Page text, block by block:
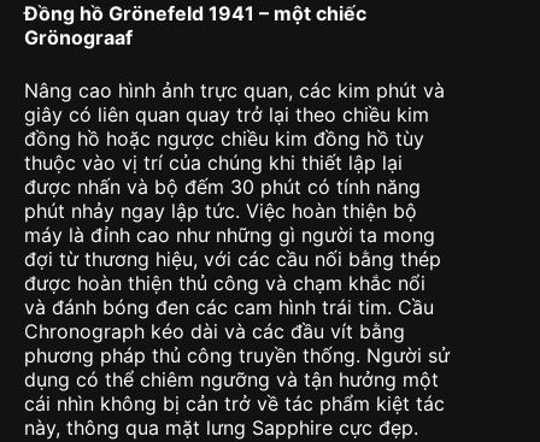
Đồng hồ Grönefeld 1941 – một chiếc
Grönograaf
Nâng cao hình ảnh trực quan, các kim phút và
giây có liên quan quay trở lại theo chiều kim
đồng hồ hoặc ngược chiều kim đồng hồ tùy
thuộc vào vị trí của chúng khi thiết lập lại
được nhấn và bộ đếm 30 phút có tính năng
phút nhảy ngay lập tức. Việc hoàn thiện bộ
máy là đỉnh cao như những gì người ta mong
đợi từ thương hiệu, với các cầu nối bằng thép
được hoàn thiện thủ công và chạm khắc nổi
và đánh bóng đen các cam hình trái tim. Cầu
Chronograph kéo dài và các đầu vít bằng
phương pháp thủ công truyền thống. Người sử
dụng có thể chiêm ngưỡng và tận hưởng một
cái nhìn không bị cản trở về tác phẩm kiệt tác
này, thông qua mặt lưng Sapphire cực đẹp.